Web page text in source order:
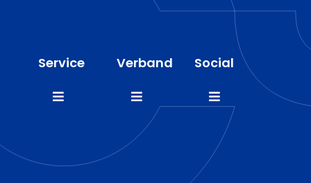
Service
Toggle
Verband
Toggle
Navigation
Social
Toggle
Navigation